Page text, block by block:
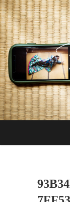
Skip
to
content
ブ
長崎 カ